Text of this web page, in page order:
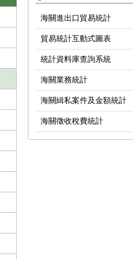
海關進出口貿易統計
貿易統計互動式圖表
統計資料庫查詢系統
海關業務統計
海關緝私案件及金額統計
海關徵收稅費統計